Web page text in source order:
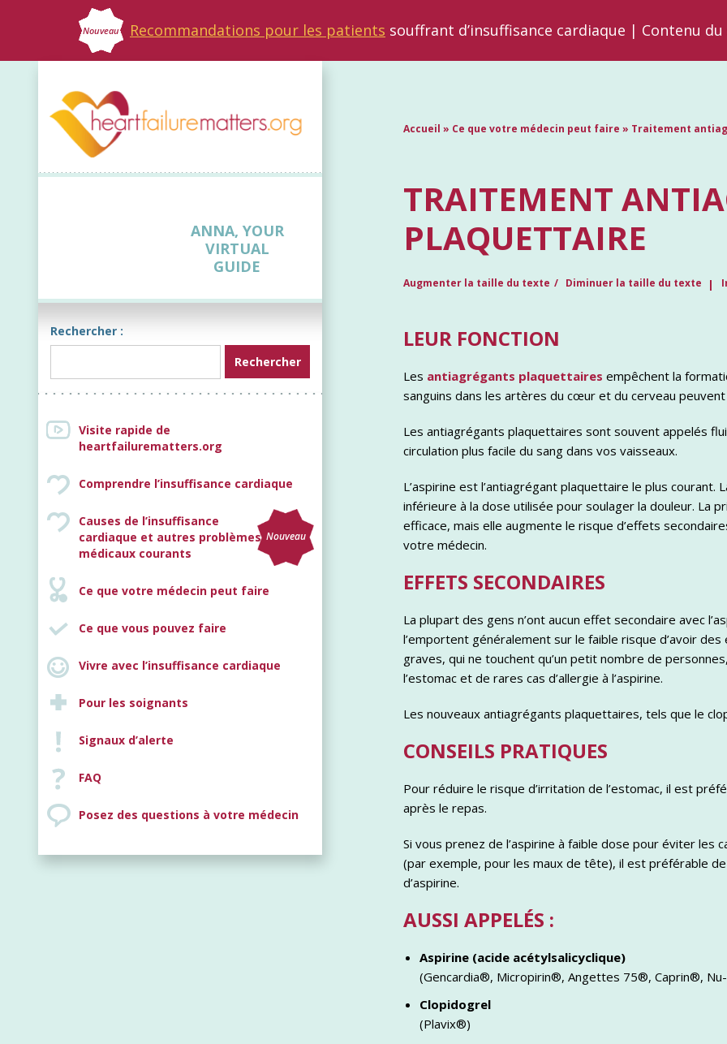
Nouveau Recommandations pour les patients souffrant d’insuffisance cardiaque | Contenu
ANNA, YOUR
VIRTUAL
GUIDE
Rechercher :
Visite rapide de
heartfailurematters.org
Comprendre l’insuffisance cardiaque
Causes de l’insuffisance
cardiaque et autres problèmes
médicaux courants
Nouveau
Ce que votre médecin peut faire
Ce que vous pouvez faire
Vivre avec l’insuffisance cardiaque
Pour les soignants
Signaux d’alerte
FAQ
Posez des questions à votre médecin
Accueil » Ce que votre médecin peut faire » Traitement
TRAITEMENT
PLAQUETTAIRE
Augmenter la taille du texte Diminuer la taille du texte
LEUR FONCTION
Les antiagrégants plaquettaires empêchent la
sanguins dans les artères du cœur et du cerveau
Les antiagrégants plaquettaires sont souvent appelés
circulation plus facile du sang dans vos vaisseaux.
L’aspirine est l’antiagrégant plaquettaire le plus
inférieure à la dose utilisée pour soulager la douleur. La
efficace, mais elle augmente le risque d’effets
votre médecin.
EFFETS SECONDAIRES
La plupart des gens n’ont aucun effet secondaire avec
l’emportent généralement sur le faible risque d’avoir
graves, qui ne touchent qu’un petit nombre de
l’estomac et de rares cas d’allergie à l’aspirine.
Les nouveaux antiagrégants plaquettaires, tels que le
CONSEILS PRATIQUES
Pour réduire le risque d’irritation de l’estomac, il est
après le repas.
Si vous prenez de l’aspirine à faible dose pour éviter
(par exemple, pour les maux de tête), il est préférable
d’aspirine.
AUSSI APPELÉS :
Aspirine (acide acétylsalicyclique)
(Gencardia®, Micropirin®, Angettes 75®, Caprin®,
Clopidogrel
(Plavix®)